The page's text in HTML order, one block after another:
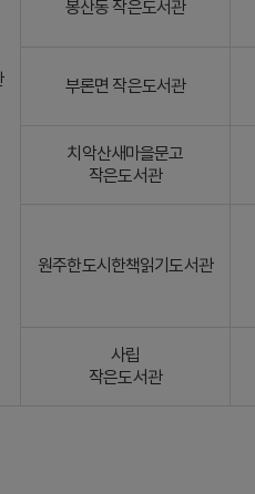
봉산동 작은도서관
부론면 작은도서관
치악산새마을문고
작은도서관
원주한도시한책읽기도서관
사립
작은도서관